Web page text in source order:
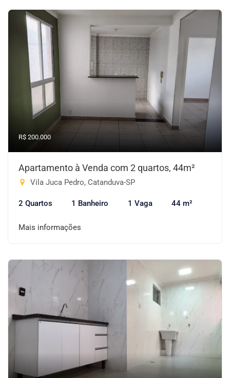
R$ 200.000
Apartamento à Venda com 2 quartos, 44m²
Vila Juca Pedro, Catanduva-SP
2 Quartos 1 Banheiro 1 Vaga 44 m²
Mais informações